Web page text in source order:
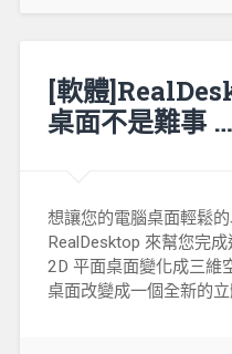
[軟體
桌面不是難事 …
想讓您的電腦桌面輕鬆
RealDesktop 來幫您完
2D 平面桌面變化成三維
桌面改變成一個全新的立